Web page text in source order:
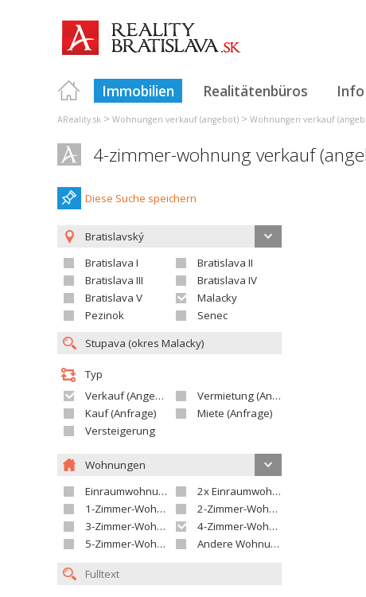
Immobilien Realitätenbüros Info
AReality.sk > Wohnungen verkauf (angebot) > Wohnungen verkauf
4-zimmer-wohnung verkauf
Diese Suche speichern
Bratislavský
Bratislava I
Bratislava II
Bratislava III
Bratislava IV
Bratislava V
Malacky
Pezinok
Senec
Typ
Verkauf (Angebot)
Vermietung (Angebot)
Kauf (Anfrage)
Miete (Anfrage)
Versteigerung
Wohnungen
Einraumwohnung
2x Einraumwohnung
1-Zimmer-Wohnung
2-Zimmer-Wohnung
3-Zimmer-Wohnung
4-Zimmer-Wohnung
5-Zimmer-Wohnung und größer
Andere Wohnung